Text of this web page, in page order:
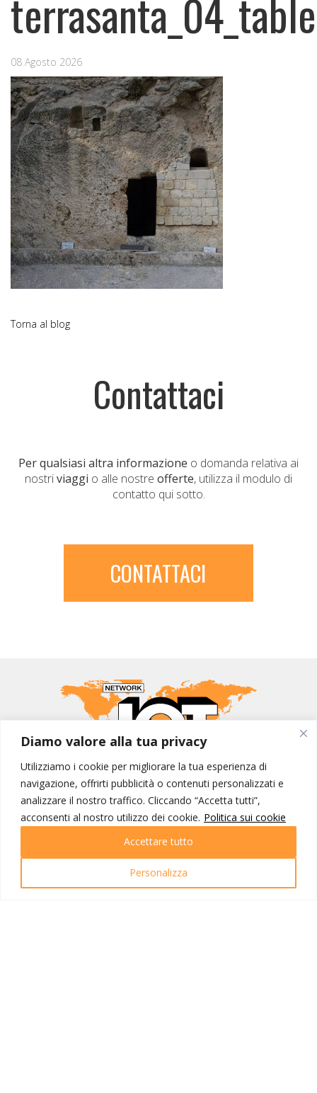
Diamo valore alla tua privacy
Utilizziamo i cookie per migliorare la tua esperienza di
navigazione, offrirti pubblicità o contenuti personalizzati e
analizzare il nostro traffico. Cliccando “Accetta tutti”,
acconsenti al nostro utilizzo dei cookie. Politica sui cookie
Personalizza
Accettare tutto
08 Agosto 2026
Torna al blog
Contattaci
Per qualsiasi altra informazione o domanda relativa ai
nostriviaggi o alle nostre offerte, utilizza il modulo di
contatto qui sotto.
CONTATTACI
MONDO IOT VIAGGI
Corporate
Contatti
I NOSTRI PRODOTTI
Destinazioni